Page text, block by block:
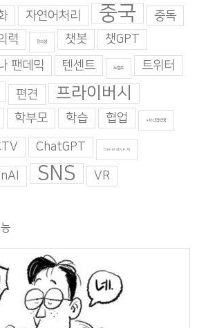
자연어처리 중국
중독
력 창의성 챗봇
챗GPT
팬데믹 텐센트 트럼프 트위터
편견 프라이버시
학부모 학습 협업 4차산업혁명
ChatGPT Generative AI
SNS VR